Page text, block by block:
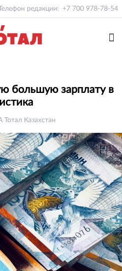
Телефон редакции: +7 700 978-78-54
большую зарплату в
Тотал Казахстан